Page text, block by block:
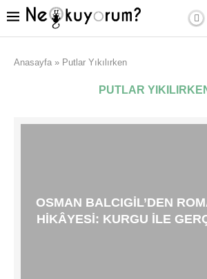
Anasayfa » Putlar Yıkılırken
PUTLAR
OSMAN BALCIGIL’DEN
HIKÂYESI: KURGU ILE